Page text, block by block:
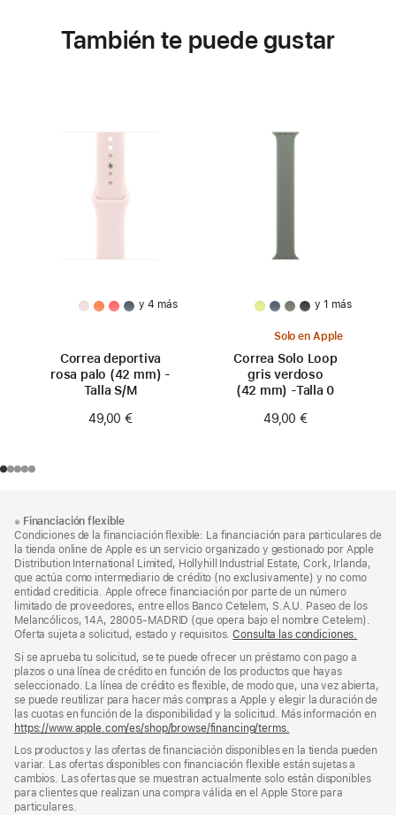
También te puede gustar
y 4 más
Correa deportiva
rosa palo (42 mm) -
Talla S/M
49,00 €
y 1 más
Solo en Apple
Correa Solo Loop
gris verdoso
(42 mm) -Talla 0
49,00 €
a
pie
de
página
al
pie
※ Financiación flexible
Condiciones de la financiación flexible: La financiación para particulares de
la tienda online de Apple es un servicio organizado y gestionado por Apple
Distribution International Limited, Hollyhill Industrial Estate, Cork, Irlanda,
que actúa como intermediario de crédito (no exclusivamente) y no como
entidad crediticia. Apple ofrece financiación por parte de un número
limitado de proveedores, entre ellos Banco Cetelem, S.A.U. Paseo de los
Melancólicos, 14A, 28005-MADRID (que opera bajo el nombre Cetelem).
Oferta sujeta a solicitud, estado y requisitos.Consulta las condiciones.
Si se aprueba tu solicitud, se te puede ofrecer un préstamo con pago a
plazos o una línea de crédito en función de los productos que hayas
seleccionado. La línea de crédito es flexible, de modo que, una vez abierta,
se puede reutilizar para hacer más compras a Apple y elegir la duración de
las cuotas en función de la disponibilidad y la solicitud. Más información en
https://www.apple.com/es/shop/browse/financing/terms.
Los productos y las ofertas de financiación disponibles en la tienda pueden
variar. Las ofertas disponibles con financiación flexible están sujetas a
cambios. Las ofertas que se muestran actualmente solo están disponibles
para clientes que realizan una compra válida en el Apple Store para
particulares.